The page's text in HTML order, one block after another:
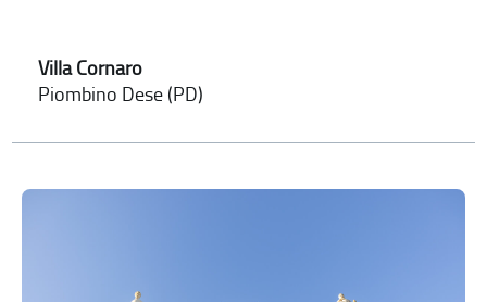
Villa Cornaro
Piombino Dese (PD)